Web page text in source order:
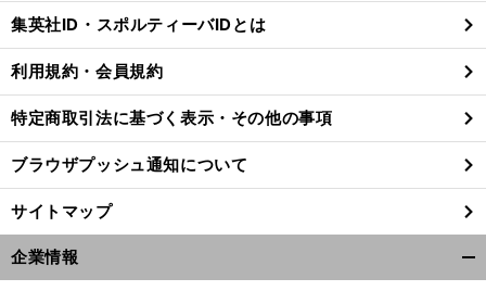
る
集英社ID・スポルティーバIDとは
利用規約・会員規約
特定商取引法に基づく表示・その他の事項
ブラウザプッシュ通知について
サイトマップ
企業情報